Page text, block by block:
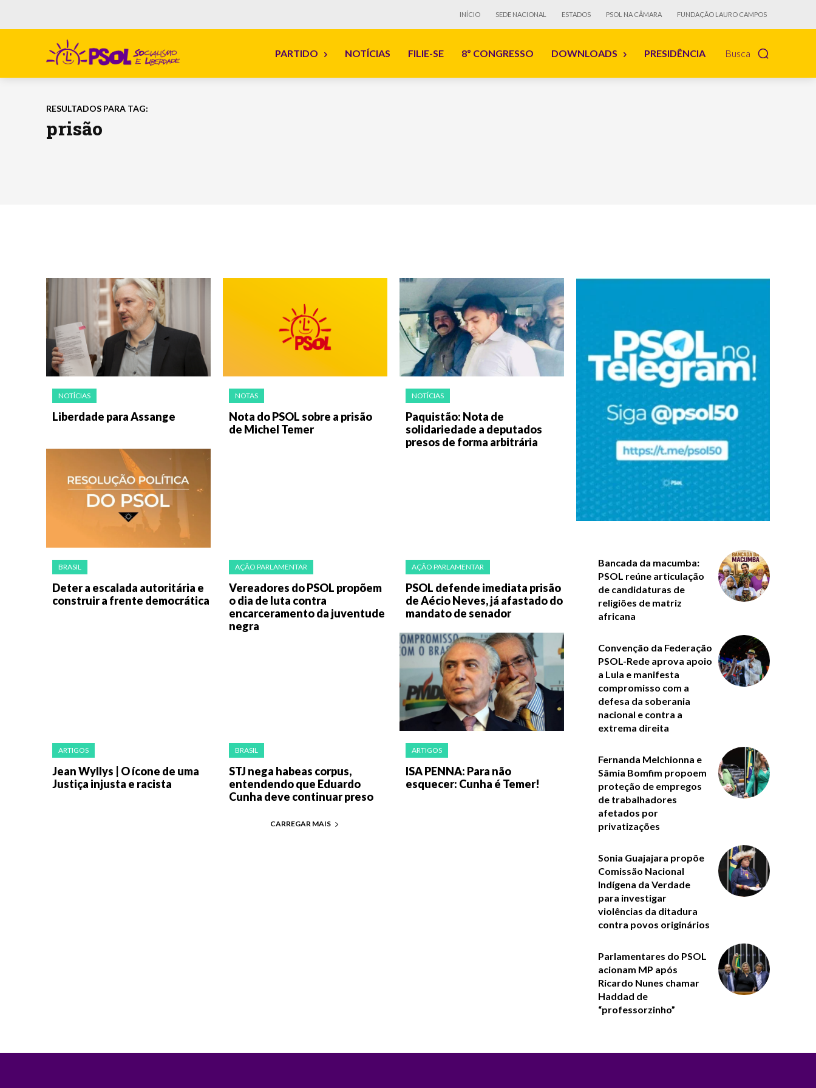
INÍCIO SEDE NACIONAL ESTADOS PSOL NA CÂMARA FUNDAÇÃO LAURO CAMPOS
Busca
PARTIDO NOTÍCIAS FILIE-SE 8º CONGRESSO DOWNLOADS PRESIDÊNCIA
RESULTADOS PARA TAG:
prisão
NOTÍCIAS
Liberdade para Assange
NOTAS
Nota do PSOL sobre a prisão
de Michel Temer
NOTÍCIAS
Paquistão: Nota de
solidariedade a deputados
presos de forma arbitrária
BRASIL
Deter a escalada autoritária e
construir a frente democrática
AÇÃO PARLAMENTAR
Vereadores do PSOL propõem
o dia de luta contra
encarceramento da juventude
negra
AÇÃO PARLAMENTAR
PSOL defende imediata prisão
de Aécio Neves, já afastado do
mandato de senador
ARTIGOS
Jean Wyllys | O ícone de uma
Justiça injusta e racista
BRASIL
STJ nega habeas corpus,
entendendo que Eduardo
Cunha deve continuar preso
ARTIGOS
ISA PENNA: Para não
esquecer: Cunha é Temer!
CARREGAR MAIS
Bancada da macumba:
PSOL reúne articulação
de candidaturas de
religiões de matriz
africana
Convenção da Federação
PSOL-Rede aprova apoio
a Lula e manifesta
compromisso com a
defesa da soberania
nacional e contra a
extrema direita
Fernanda Melchionna e
Sâmia Bomfim propoem
proteção de empregos
de trabalhadores
afetados por
privatizações
Sonia Guajajara propõe
Comissão Nacional
Indígena da Verdade
para investigar
violências da ditadura
contra povos originários
Parlamentares do PSOL
acionam MP após
Ricardo Nunes chamar
Haddad de
“professorzinho”